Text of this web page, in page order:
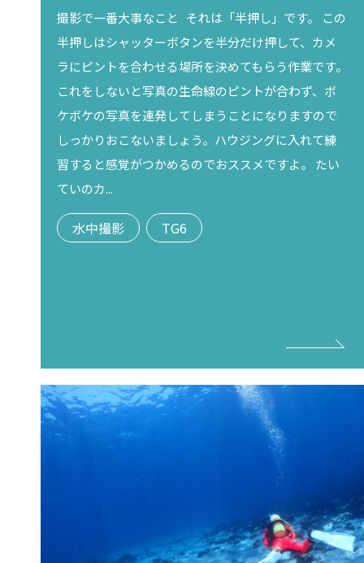
撮影で一番大事なこと それは「半押し」です。 この
半押しはシャッターボタンを半分だけ押して、カメ
ラにピントを合わせる場所を決めてもらう作業です。
これをしないと写真の生命線のピントが合わず、ボ
ケボケの写真を連発してしまうことになりますので
しっかりおこないましょう。ハウジングに入れて練
習すると感覚がつかめるのでおススメですよ。 たい
ていのカ...
水中撮影 TG6